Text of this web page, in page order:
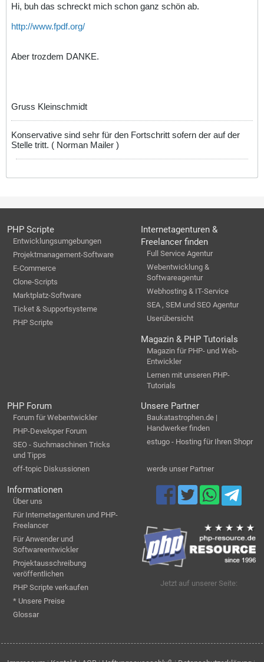
Hi, buh das schreckt mich schon ganz schön ab.
http://www.fpdf.org/
Aber trozdem DANKE.
Gruss Kleinschmidt
Konservative sind sehr für den Fortschritt sofern der auf der
Stelle tritt. ( Norman Mailer )
PHP Scripte
Entwicklungsumgebungen
Projektmanagement-Software
E-Commerce
Clone-Scripts
Marktplatz-Software
Ticket & Supportsysteme
PHP Scripte
Internetagenturen &
Freelancer finden
Full Service Agentur
Webentwicklung &
Softwareagentur
Webhosting & IT-Service
SEA , SEM und SEO Agentur
Userübersicht
Magazin & PHP Tutorials
Magazin für PHP- und Web-
Entwickler
Lernen mit unseren PHP-
Tutorials
PHP Forum
Forum für Webentwickler
PHP-Developer Forum
SEO - Suchmaschinen Tricks
und Tipps
off-topic Diskussionen
Unsere Partner
Baukatastrophen.de |
Handwerker finden
estugo - Hosting für Ihren Shopr
werde unser Partner
Informationen
Über uns
Für Internetagenturen und PHP-
Freelancer
Für Anwender und
Softwareentwickler
Projektausschreibung
veröffentlichen
PHP Scripte verkaufen
* Unsere Preise
Glossar
Jetzt auf unserer Seite: